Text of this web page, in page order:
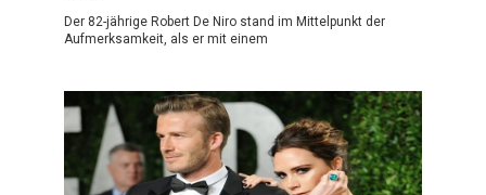
Der 82-jährige Robert De Niro stand im Mittelpunkt der
Aufmerksamkeit, als er mit einem